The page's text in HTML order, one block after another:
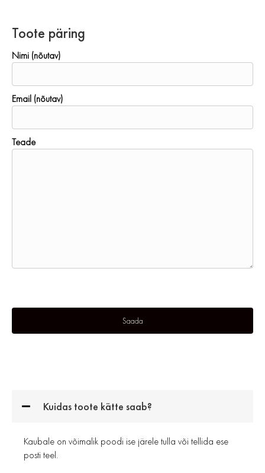
Toote päring
Nimi (nõutav)
Email (nõutav)
Teade
Kuidas toote kätte saab?
Kaubale on võimalik poodi ise järele tulla või tellida ese
posti teel.